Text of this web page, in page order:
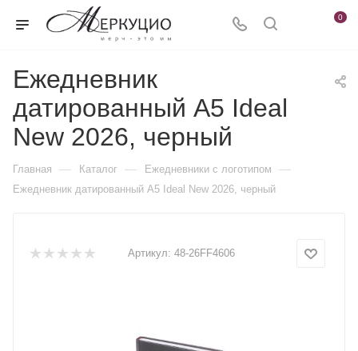
0
Ежедневник
датированный А5 Ideal
New 2026, черный
Главная — Каталог — Ежедневники c логотипом —
Ежедневник датированный А5 Ideal New 2026, черный
Артикул: 48-26FF4606